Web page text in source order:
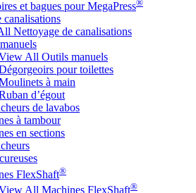
et bagues pour MegaPress®
canalisations
Nettoyage de canalisations
All Outils manuels
pour toilettes
à main
d’égout
de lavabos
à tambour
en sections
FlexShaft®
All Machines FlexShaft®